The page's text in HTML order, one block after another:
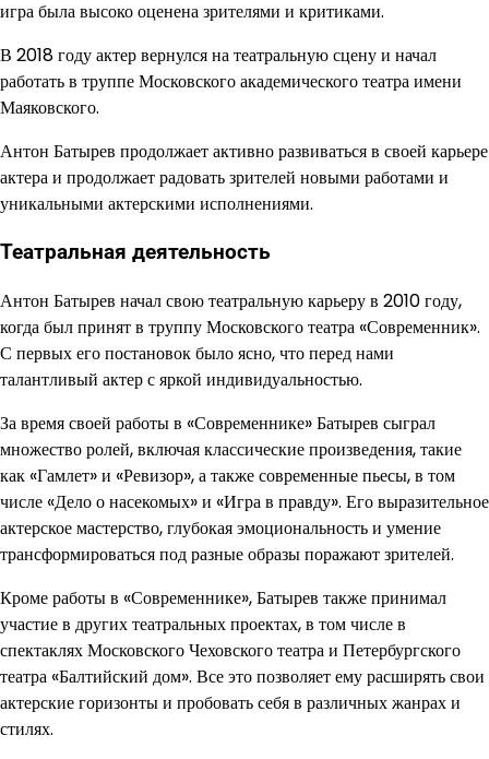
игра была высоко оценена зрителями и критиками.
В 2018 году актер вернулся на театральную сцену и начал
работать в труппе Московского академического театра имени
Маяковского.
Антон Батырев продолжает активно развиваться в своей карьере
актера и продолжает радовать зрителей новыми работами и
уникальными актерскими исполнениями.
Театральная деятельность
Антон Батырев начал свою театральную карьеру в 2010 году,
когда был принят в труппу Московского театра «Современник».
С первых его постановок было ясно, что перед нами
талантливый актер с яркой индивидуальностью.
За время своей работы в «Современнике» Батырев сыграл
множество ролей, включая классические произведения, такие
как «Гамлет» и «Ревизор», а также современные пьесы, в том
числе «Дело о насекомых» и «Игра в правду». Его выразительное
актерское мастерство, глубокая эмоциональность и умение
трансформироваться под разные образы поражают зрителей.
Кроме работы в «Современнике», Батырев также принимал
участие в других театральных проектах, в том числе в
спектаклях Московского Чеховского театра и Петербургского
театра «Балтийский дом». Все это позволяет ему расширять свои
актерские горизонты и пробовать себя в различных жанрах и
стилях.